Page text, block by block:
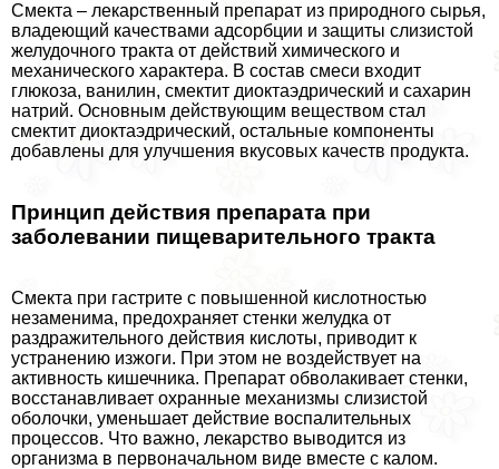
Смекта – лекарственный препарат из природного сырья,
владеющий качествами адсорбции и защиты слизистой
желудочного тpaкта от действий химического и
механического хаpaктера. В состав смеси входит
глюкоза, ванилин, смектит диоктаэдрический и сахарин
натрий. Основным действующим веществом стал
смектит диоктаэдрический, остальные компоненты
добавлены для улучшения вкусовых качеств продукта.
Принцип действия препарата при
заболевании пищеварительного тpaкта
Смекта при гастрите с повышенной кислотностью
незаменима, пpeдoxpaняет стенки желудка от
раздражительного действия кислоты, приводит к
устранению изжоги. При этом не воздействует на
активность кишечника. Препарат обволакивает стенки,
восстанавливает охранные механизмы слизистой
оболочки, уменьшает действие воспалительных
процессов. Что важно, лекарство выводится из
организма в первоначальном виде вместе с калом.